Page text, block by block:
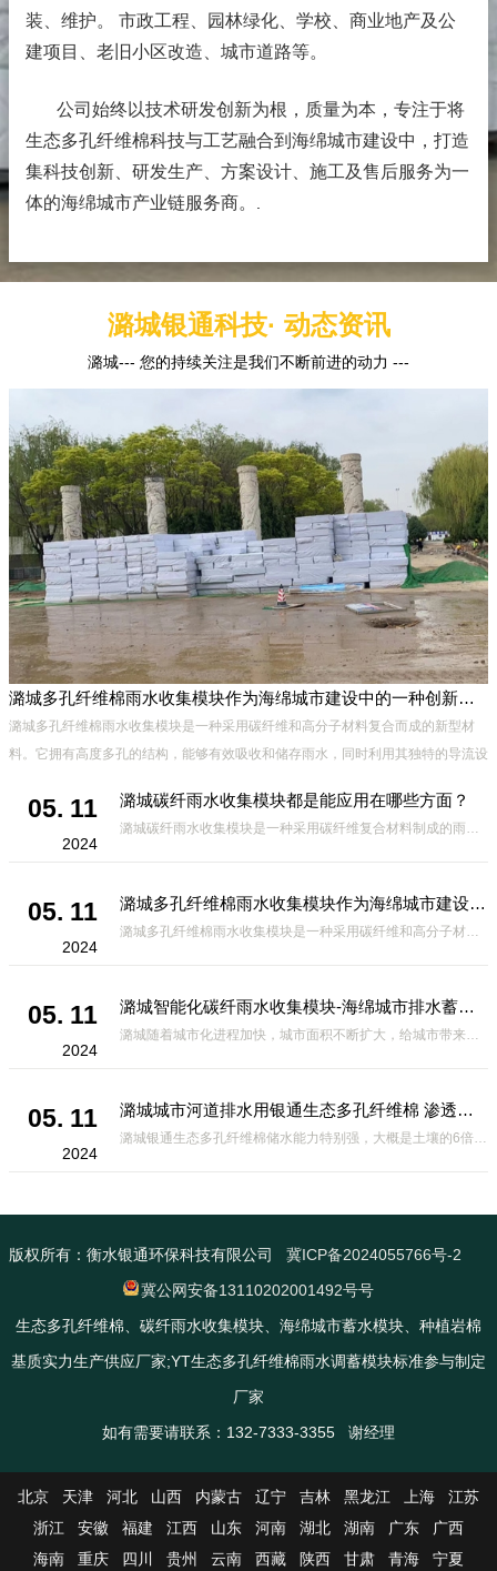
装、维护。 市政工程、园林绿化、学校、商业地产及公
建项目、老旧小区改造、城市道路等。
公司始终以技术研发创新为根，质量为本，专注于将
生态多孔纤维棉科技与工艺融合到海绵城市建设中，打造
集科技创新、研发生产、方案设计、施工及售后服务为一
体的海绵城市产业链服务商。
潞城银通科技· 动态资讯
潞城--- 您的持续关注是我们不断前进的动力 ---
潞城多孔纤维棉雨水收集模块作为海绵城市建设中的一种创新材料
潞城多孔纤维棉雨水收集模块是一种采用碳纤维和高分子材料复合而成的新型材
料。它拥有高度多孔的结构，能够有效吸收和储存雨水，同时利用其独特的导流设
05. 11
2024
潞城碳纤雨水收集模块都是能应用在哪些方面？
潞城碳纤雨水收集模块是一种采用碳纤维复合材料制成的雨水收集装置，具有*、环保、可持续等诸多优点。这种模块的设计独特，结构轻巧且强度高，耐腐蚀，能够在各种环境条件下稳定运行。其广泛的应用领域不仅体现在城市规
05. 11
2024
潞城多孔纤维棉雨水收集模块作为海绵城市建设中的一种创新材料
潞城多孔纤维棉雨水收集模块是一种采用碳纤维和高分子材料复合而成的新型材料。它拥有高度多孔的结构，能够有效吸收和储存雨水，同时利用其独特的导流设计，将雨水迅速排出，有效防止城市内涝的发生。此外，该材料还具有
05. 11
2024
潞城智能化碳纤雨水收集模块-海绵城市排水蓄水系统的优选项
潞城随着城市化进程加快，城市面积不断扩大，给城市带来的问题也随之增加。其中之一就是水资源的短缺。雨水收集是一种解决城市水资源短缺的有效途径。在雨水收集技术中，智能化碳纤雨水收集模块的出现，为解决城市水资源
05. 11
2024
潞城城市河道排水用银通生态多孔纤维棉 渗透性好重量轻
潞城银通生态多孔纤维棉储水能力特别强，大概是土壤的6倍，所以在下暴雨或者是严重的雨雪天气时，能将降水量很好的吸收掉，到了天气晴朗之后又会将这些水分蒸发到空气中。这种材料在绿化环保上能起到很大的作用，能够大
版权所有：衡水银通环保科技有限公司
冀ICP备2024055766号-2
冀公网安备13110202001492号号
生态多孔纤维棉、碳纤雨水收集模块、海绵城市蓄水模块、种植岩棉
基质实力生产供应厂家;YT生态多孔纤维棉雨水调蓄模块标准参与制定
厂家
如有需要请联系：132-7333-3355 谢经理
北京 天津 河北 山西 内蒙古 辽宁 吉林 黑龙江 上海
江苏
浙江
安徽 福建 江西 山东 河南 湖北 湖南 广东
广西
海南
重庆 四川 贵州 云南 西藏 陕西 甘肃 青海 宁夏